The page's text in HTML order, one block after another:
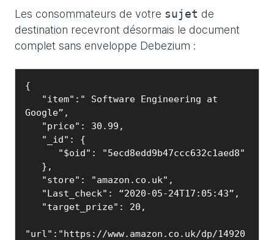
Les consommateurs de votre sujet de
destination recevront désormais le document
complet sans enveloppe Debezium :
{
Google”,
"url":"https://www.amazon.co.uk/dp/14920